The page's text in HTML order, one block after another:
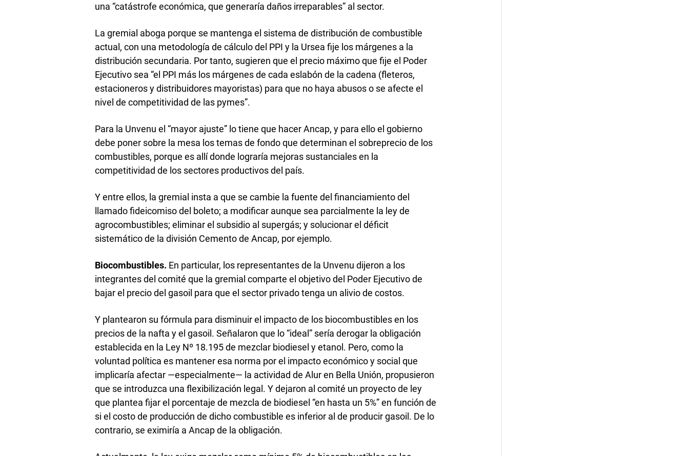
una “catástrofe económica, que generaría daños irreparables” al sector.
La gremial aboga porque se mantenga el sistema de distribución de combustible
actual, con una metodología de cálculo del PPI y la Ursea fije los márgenes a la
distribución secundaria. Por tanto, sugieren que el precio máximo que fije el Poder
Ejecutivo sea “el PPI más los márgenes de cada eslabón de la cadena (fleteros,
estacioneros y distribuidores mayoristas) para que no haya abusos o se afecte el
nivel de competitividad de las pymes”.
Para la Unvenu el “mayor ajuste” lo tiene que hacer Ancap, y para ello el gobierno
debe poner sobre la mesa los temas de fondo que determinan el sobreprecio de los
combustibles, porque es allí donde lograría mejoras sustanciales en la
competitividad de los sectores productivos del país.
Y entre ellos, la gremial insta a que se cambie la fuente del financiamiento del
llamado fideicomiso del boleto; a modificar aunque sea parcialmente la ley de
agrocombustibles; eliminar el subsidio al supergás; y solucionar el déficit
sistemático de la división Cemento de Ancap, por ejemplo.
Biocombustibles. En particular, los representantes de la Unvenu dijeron a los
integrantes del comité que la gremial comparte el objetivo del Poder Ejecutivo de
bajar el precio del gasoil para que el sector privado tenga un alivio de costos.
Y plantearon su fórmula para disminuir el impacto de los biocombustibles en los
precios de la nafta y el gasoil. Señalaron que lo “ideal” sería derogar la obligación
establecida en la Ley Nº 18.195 de mezclar biodiesel y etanol. Pero, como la
voluntad política es mantener esa norma por el impacto económico y social que
implicaría afectar —especialmente— la actividad de Alur en Bella Unión, propusieron
que se introduzca una flexibilización legal. Y dejaron al comité un proyecto de ley
que plantea fijar el porcentaje de mezcla de biodiesel “en hasta un 5%” en función de
si el costo de producción de dicho combustible es inferior al de producir gasoil. De lo
contrario, se eximiría a Ancap de la obligación.